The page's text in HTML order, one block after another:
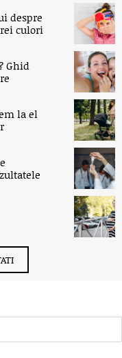
despre
culori
Ghid
la el